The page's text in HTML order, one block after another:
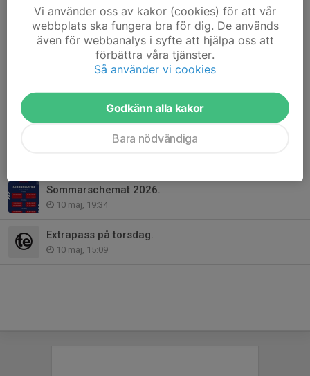
29 maj, 10:47
Kamplaget gör omstart.
28 maj, 19:13
25 maj, 12:09
Sommarschemat 2026.
10 maj, 19:34
Extrapass på torsdag.
10 maj, 15:09
Vi använder oss av kakor (cookies) för att vår
webbplats ska fungera bra för dig. De används
även för webbanalys i syfte att hjälpa oss att
förbättra våra tjänster.
Så använder vi cookies
Godkänn alla kakor
Bara nödvändiga